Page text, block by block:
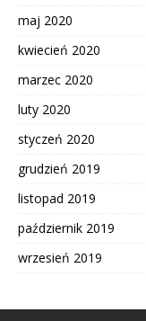
maj 2020
kwiecień 2020
marzec 2020
luty 2020
styczeń 2020
grudzień 2019
listopad 2019
październik 2019
wrzesień 2019